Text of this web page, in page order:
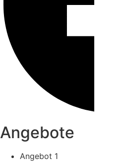
Angebote
Angebot 1